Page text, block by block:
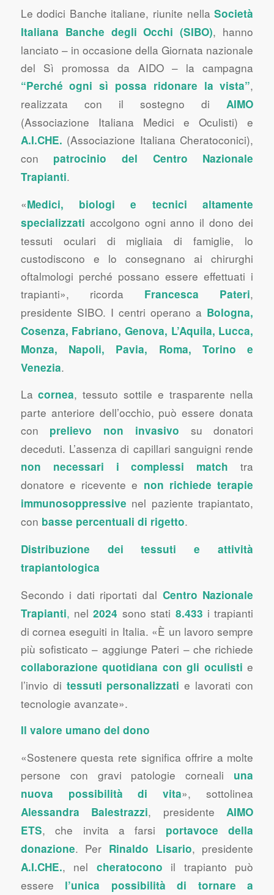
Le dodici Banche italiane, riunite nellaSocietà
Italiana Banche degli Occhi (SIBO), hanno
lanciato – in occasione della Giornata nazionale
del Sì promossa da AIDO – la campagna
“Perché ogni sì possa ridonare la vista”,
realizzata con il sostegno diAIMO
(Associazione Italiana Medici e Oculisti) e
A.I.CHE. (Associazione Italiana Cheratoconici),
con patrocinio del Centro Nazionale
Trapianti.
«Medici, biologi e tecnici altamente
specializzati accolgono ogni anno il dono dei
tessuti oculari di migliaia di famiglie, lo
custodiscono e lo consegnano ai chirurghi
oftalmologi perché possano essere effettuati i
trapianti», ricorda Francesca Pateri,
presidente SIBO. I centri operano a Bologna,
Cosenza, Fabriano, Genova, L’Aquila, Lucca,
Monza, Napoli, Pavia, Roma, Torino e
Venezia.
Lacornea, tessuto sottile e trasparente nella
parte anteriore dell’occhio, può essere donata
con prelievo non invasivo su donatori
deceduti. L’assenza di capillari sanguigni rende
non necessari i complessi match tra
donatore e ricevente e non richiede terapie
immunosoppressive nel paziente trapiantato,
con basse percentuali di rigetto.
Distribuzione dei tessuti e attività
trapiantologica
Secondo i dati riportati dal Centro Nazionale
Trapianti, nel2024 sono stati 8.433 i trapianti
di cornea eseguiti in Italia. «È un lavoro sempre
più sofisticato – aggiunge Pateri – che richiede
collaborazione quotidiana con gli oculisti e
l’invio di tessuti personalizzati e lavorati con
tecnologie avanzate».
Il valore umano del dono
«Sostenere questa rete significa offrire a molte
persone con gravi patologie corneali una
nuova possibilità di vita», sottolinea
Alessandra Balestrazzi, presidenteAIMO
ETS, che invita a farsi portavoce della
donazione. Per Rinaldo Lisario, presidente
A.I.CHE., nel cheratocono il trapianto può
essere l’unica possibilità di tornare a